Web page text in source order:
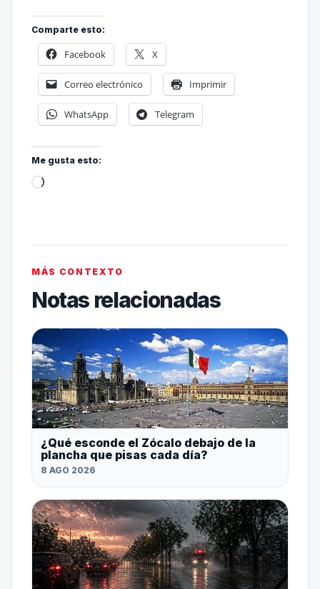
Comparte esto:
Facebook X
Correo electrónico Imprimir
WhatsApp Telegram
Me gusta esto:
MÁS CONTEXTO
Notas relacionadas
¿Qué esconde el Zócalo debajo de la
plancha que pisas cada día?
8 AGO 2026